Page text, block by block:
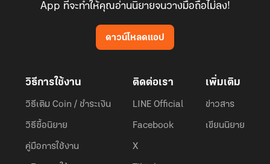
App ที่จะทำให้คุณอ่านนิยายจนวางมือถือไม่ลง!
ดาวน์โหลดแอป
วิธีการใช้งาน
วิธีเติม Coin / ชำระเงิน
วิธีซื้อนิยาย
คู่มือการใช้งาน
ติดต่อเรา
LINE Official
Facebook
X
เพิ่มเติม
ข่าวสาร
เขียนนิยาย